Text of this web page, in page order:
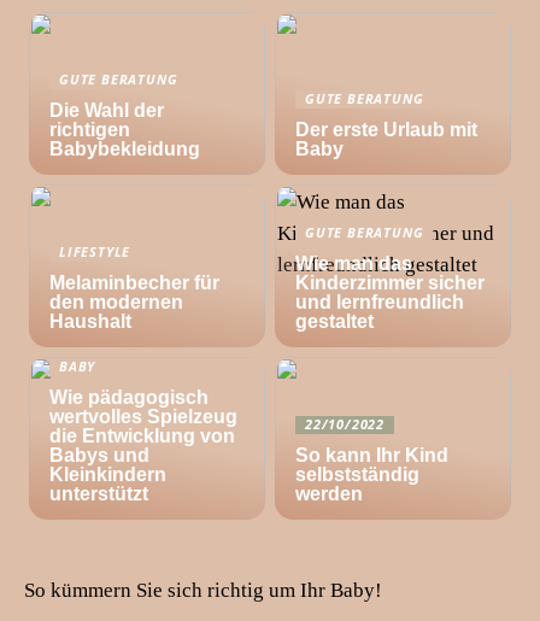
GUTE BERATUNG
Die Wahl der
richtigen
Babybekleidung
GUTE BERATUNG
Der erste Urlaub mit
Baby
LIFESTYLE
Melaminbecher für
den modernen
Haushalt
GUTE BERATUNG
Wie man das
Kinderzimmer sicher
und lernfreundlich
gestaltet
BABY
Wie pädagogisch
wertvolles Spielzeug
die Entwicklung von
Babys und
Kleinkindern
unterstützt
22/10/2022
So kann Ihr Kind
selbstständig
werden
So kümmern Sie sich richtig um Ihr Baby!